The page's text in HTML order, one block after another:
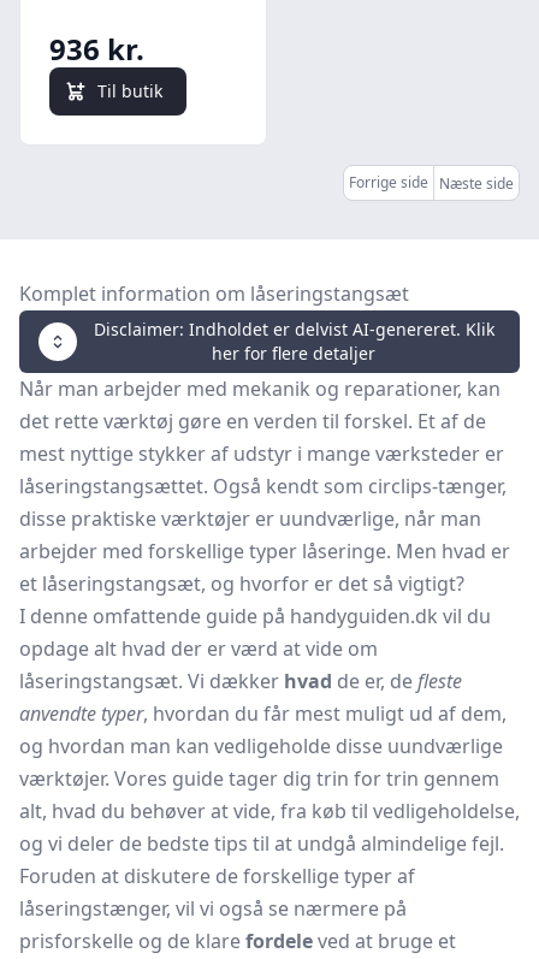
936 kr.
Til butik
Forrige side Næste side
Komplet information om låseringstangsæt
Disclaimer: Indholdet er delvist AI-genereret. Klik
her for flere detaljer
Når man arbejder med mekanik og reparationer, kan
det rette værktøj gøre en verden til forskel. Et af de
mest nyttige stykker af udstyr i mange værksteder er
låseringstangsættet. Også kendt som circlips-tænger,
disse praktiske værktøjer er uundværlige, når man
arbejder med forskellige typer låseringe. Men hvad er
et låseringstangsæt, og hvorfor er det så vigtigt?
I denne omfattende guide på handyguiden.dk vil du
opdage alt hvad der er værd at vide om
låseringstangsæt. Vi dækker hvad de er, defleste
anvendte typer, hvordan du får mest muligt ud af dem,
og hvordan man kan vedligeholde disse uundværlige
værktøjer. Vores guide tager dig trin for trin gennem
alt, hvad du behøver at vide, fra køb til vedligeholdelse,
og vi deler de bedste tips til at undgå almindelige fejl.
Foruden at diskutere de forskellige typer af
låseringstænger, vil vi også se nærmere på
prisforskelle og de klarefordeleved at bruge et